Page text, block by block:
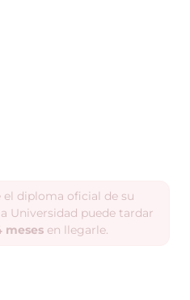
el diploma oficial de su
Universidad puede tardar
meses en llegarle.